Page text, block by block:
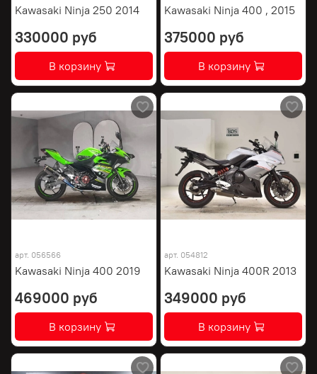
Kawasaki Ninja 250 2014
330000 руб
В корзину
Kawasaki Ninja 400 , 2015
375000 руб
В корзину
арт. 056566
Kawasaki Ninja 400 2019
469000 руб
В корзину
арт. 054812
Kawasaki Ninja 400R 2013
349000 руб
В корзину